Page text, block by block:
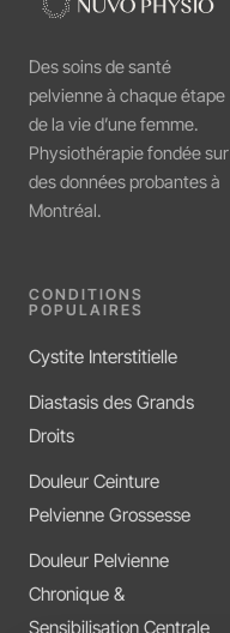
Des soins de santé
pelvienne à chaque étape
de la vie d’une femme.
Physiothérapie fondée sur
des données probantes à
Montréal.
CONDITIONS
POPULAIRES
Cystite Interstitielle
Diastasis des Grands
Droits
Douleur Ceinture
Pelvienne Grossesse
Douleur Pelvienne
Chronique &
Sensibilisation Centrale